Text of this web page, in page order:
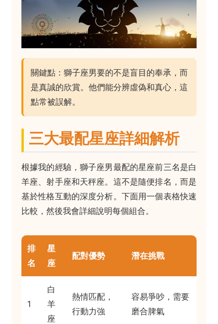
關鍵點：獅子座男要的不是盲目的奉承，而
是真誠的欣賞。他們能分辨虛偽和真心，這
點常被誤解。
三大最配星座詳細解析
根據我的經驗，獅子座男最配的星座前三名是白
羊座、射手座和天秤座。這不是隨便排名，而是
基於性格互動的深度分析。下面用一個表格快速
比較，然後我會詳細說明每個組合。
排
名
星
座
配對優勢 潛在挑戰
1
白
羊
座
熱情匹配，
行動力強
容易爭吵，需要
磨合脾氣